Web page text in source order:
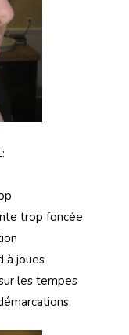
trop foncée
à joues
les tempes